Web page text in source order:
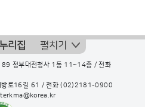
리집 펼치기
정부대전청사 1동 11~14층 / 전화
방로16길 61 / 전화(02)2181-0900